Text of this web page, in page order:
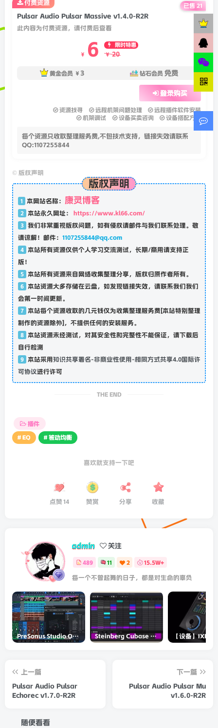
Pulsar Audio Pulsar Massive v1.4.0-R2R
此内容为付费资源，请付费后查看
￥ 6 限时特惠
￥ 20
黄金会员 ￥ 3 钻石会员 免费
登录购买
资源找寻 远程机架问题处理
远程插件软件安装
机架调试
设备买卖咨询 设备搭配方案
每个资源只收取整理服务费,不包技术支持，链接失效请联系
QQ:1107255844
付费资源 已售 21
© 版权声明
版权声明
1 本网站名称： 康灵博客
2 本站永久网址： https://www.kl66.com/
3 我们非常重视版权问题，如有侵权请邮件与我们联系处理。敬
请谅解！邮件： 1107255844@qq.com
4
本站所有资源仅供个人学习交流测试，长期/商用请支持正
版！
5
本站所有资源来自网络收集整理分享，版权归原作者所有。
6
本站资源大多存储在云盘，如发现链接失效，请联系我们我们
会第一时间更新。
7
本站每个资源收取的几元钱仅为收集整理服务费[本站特别整理
制作的资源除外]，不提供任何的安装服务。
8
本站资源未经测试，对其安全性和完整性不能保证，请下载后
自行检测
9
本站采用知识共享署名-非商业性使用-相同方式共享4.0国际许
可协议进行许可
THE END
插件
# EQ
# 被动均衡
喜欢就支持一下吧
点赞 14 赞赏 分享 收藏
admin 关注
489 11 2 15.5W+
每一个不曾起舞的日子，都是对生命的辜负
PreSonus Studio One Pro 7 v7.0.0 Incl Keygen-R2R Steinberg Cubase Pro 14 v14.0.5-R2R
上一篇
Pulsar Audio Pulsar
Echorec v1.7.0-R2R
下一篇
Pulsar Audio Pulsar Mu
v1.6.0-R2R
随便看看